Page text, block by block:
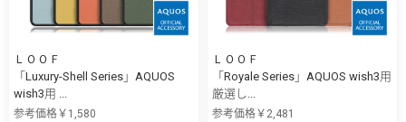
ＬＯＯＦ
「Luxury-Shell Series」AQUOS
wish3用 ...
参考価格￥1,580
ＬＯＯＦ
「Royale Series」AQUOS wish3用
厳選し...
参考価格￥2,481